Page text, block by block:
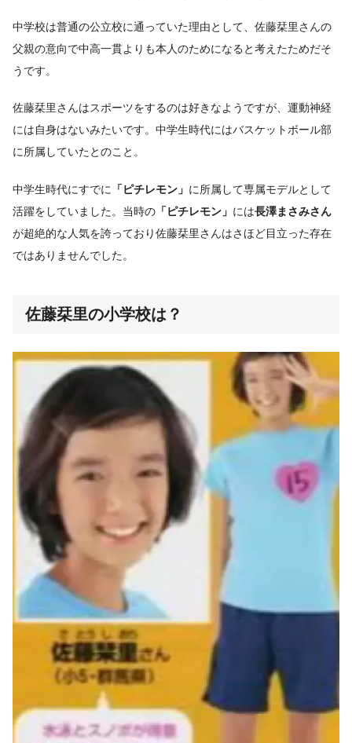
中学校は普通の公立校に通っていた理由として、佐藤栞里さんの
父親の意向で中高一貫よりも本人のためになると考えたためだそ
うです。
佐藤栞里さんはスポーツをするのは好きなようですが、運動神経
には自身はないみたいです。中学生時代にはバスケットボール部
に所属していたとのこと。
中学生時代にすでに 「ピチレモン」 に所属して専属モデルとして
活躍をしていました。当時の 「ピチレモン」 には長澤まさみさん
が超絶的な人気を誇っており佐藤栞里さんはさほど目立った存在
ではありませんでした。
佐藤栞里の小学校は？